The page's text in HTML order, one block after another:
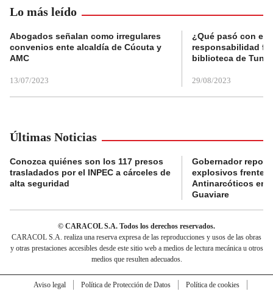
Lo más leído
Abogados señalan como irregulares
convenios ente alcaldía de Cúcuta y
AMC
13/07/2023
¿Qué pasó con el
responsabilidad
biblioteca de
29/08/2023
Últimas Noticias
Conozca quiénes son los 117 presos
trasladados por el INPEC a cárceles de
alta seguridad
Gobernador
explosivos frente a
Antinarcóticos en
Guaviare
© CARACOL S.A. Todos los derechos reservados.
CARACOL S.A. realiza una reserva expresa de las reproducciones y usos de las obras
y otras prestaciones accesibles desde este sitio web a medios de lectura mecánica u otros
medios que resulten adecuados.
Aviso legal Política de Protección de Datos
Política de cookies